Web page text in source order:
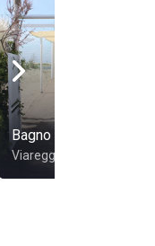
Bagno Teresa
Viareggio